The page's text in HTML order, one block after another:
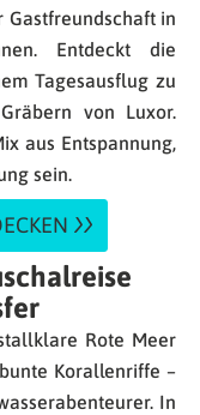
Gastfreundschaft in
Entdeckt die
Tagesausflug zu
von Luxor.
aus Entspannung,
sein.
Rote Meer
Korallenriffe –
In